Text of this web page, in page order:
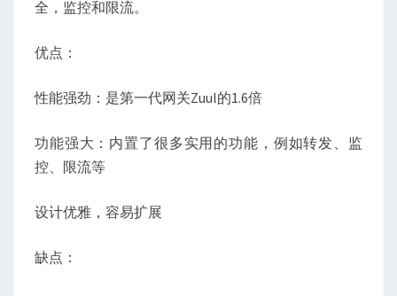
全，监控和限流。
优点：
性能强劲：是第一代网关Zuul的1.6倍
功能强大：内置了很多实用的功能，例如转发、监
控、限流等
设计优雅，容易扩展
缺点：